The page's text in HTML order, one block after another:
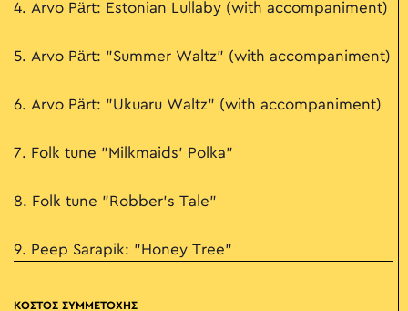
4. Arvo Pärt: Estonian Lullaby (with accompaniment)
5. Arvo Pärt: "Summer Waltz" (with accompaniment)
6. Arvo Pärt: "Ukuaru Waltz" (with accompaniment)
7. Folk tune "Milkmaids' Polka"
8. Folk tune "Robber's Tale"
9. Peep Sarapik: "Honey Tree"
ΚΟΣΤΟΣ ΣΥΜΜΕΤΟΧΗΣ